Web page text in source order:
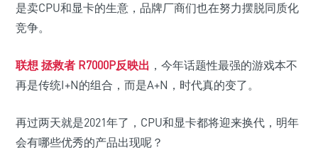
是卖CPU和显卡的生意，品牌厂商们也在努力摆脱同质化
竞争。
联想 拯救者 R7000P反映出 ，今年话题性最强的游戏本不
再是传统I+N的组合，而是A+N，时代真的变了。
再过两天就是2021年了，CPU和显卡都将迎来换代，明年
会有哪些优秀的产品出现呢？